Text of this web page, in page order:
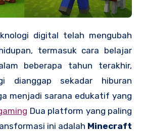
termasuk cara belajar
beberapa tahun terakhir,
dianggap sekadar hiburan
menjadi sarana edukatif yang
Dua platform yang paling
ini adalah Minecraft